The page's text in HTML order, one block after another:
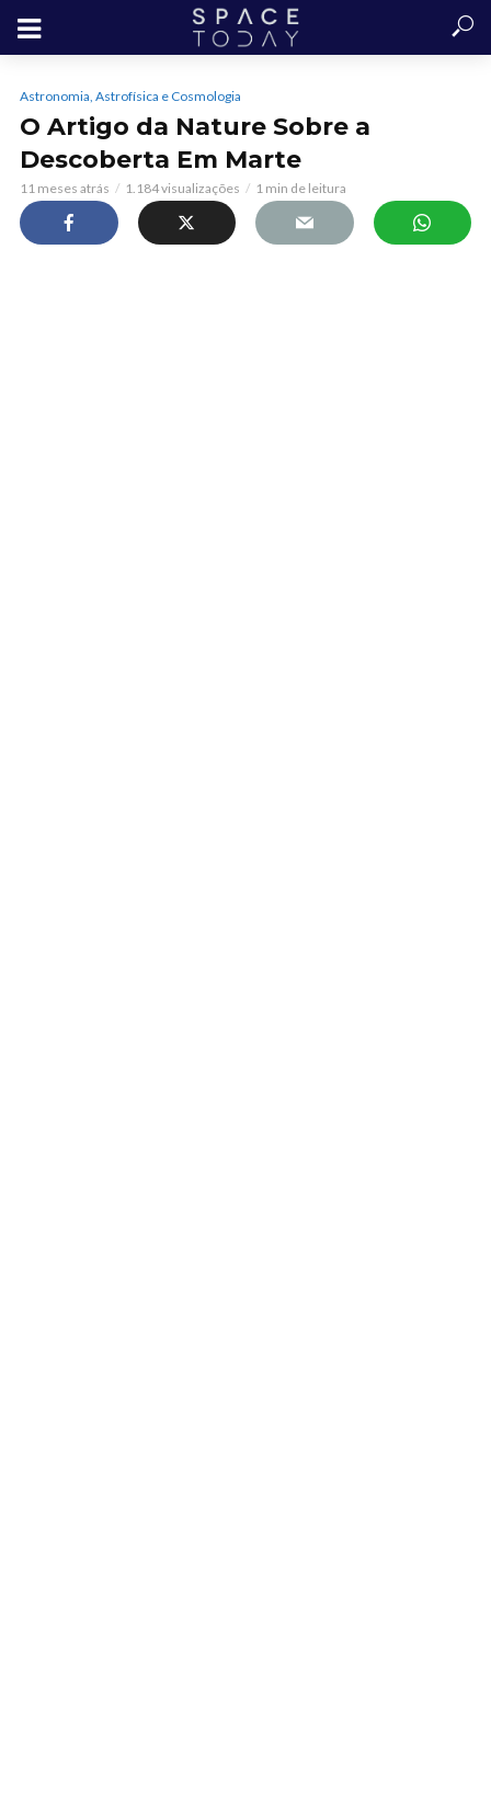
Astronomia, Astrofísica e Cosmologia
O Artigo da Nature Sobre a
Descoberta Em Marte
11 meses atrás 1.184 visualizações 1 min de leitura